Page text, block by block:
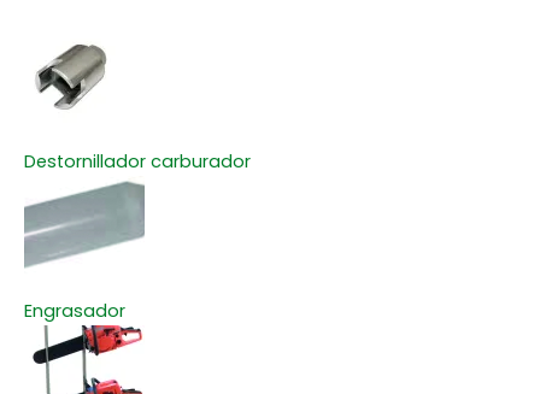
Destornillador carburador
Engrasador